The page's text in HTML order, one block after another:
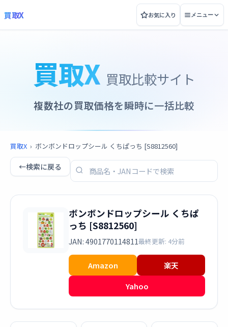
買取X お気に入り メニュー
買取X 買取比較サイト
複数社の買取価格を瞬時に一括比較
買取X › ボンボンドロップシール くちぱっち [S8812560]
←検索に戻る
ボンボンドロップシール くちぱ
っち [S8812560]
JAN: 4901770114811最終更新: 4分前
Amazon
楽天
Yahoo